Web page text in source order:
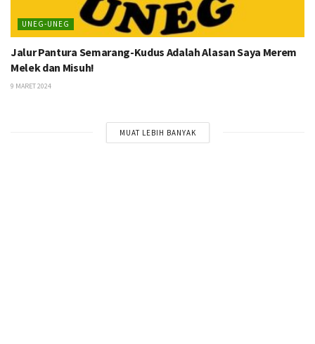
UNEG-UNEG
Jalur Pantura Semarang-Kudus Adalah Alasan Saya Merem
Melek dan Misuh!
9 MARET 2024
MUAT LEBIH BANYAK